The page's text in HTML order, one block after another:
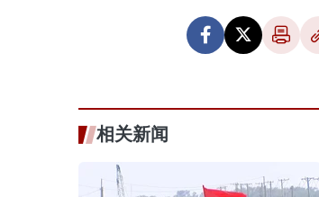
相关新闻